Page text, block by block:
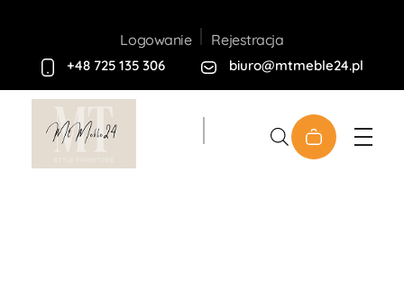
Logowanie Rejestracja
+48 725 135 306 biuro@mtmeble24.pl